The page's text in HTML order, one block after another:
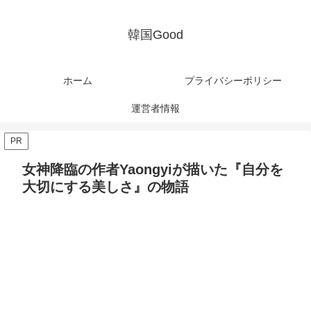
韓国Good
ホーム プライバシーポリシー
運営者情報
PR
女神降臨の作者Yaongyiが描いた『自分を
大切にする美しさ』の物語